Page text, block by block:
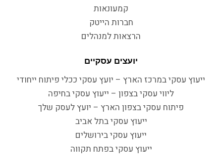
קמעונאות
חברות הייטק
הרצאות למנהלים
יועצים עסקיים
ייעוץ עסקי במרכז הארץ – יועץ עסקי ככלי פיתוח ייחודי
ליווי עסקי בצפון – ייעוץ עסקי בחיפה
פיתוח עסקי בצפון הארץ – יועץ לעסק שלך
ייעוץ עסקי בתל אביב
ייעוץ עסקי בירושלים
ייעוץ עסקי בפתח תקווה